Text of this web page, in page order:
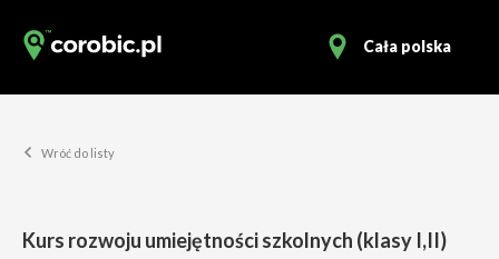
Cała polska
Wróć do listy
Kurs rozwoju umiejętności szkolnych (klasy I,II)